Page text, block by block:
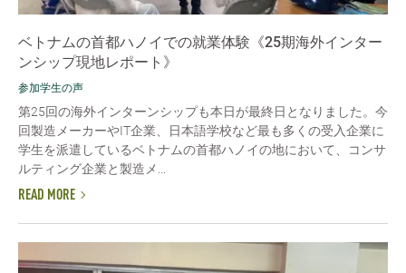
ベトナムの首都ハノイでの就業体験《25期海外インター
ンシップ現地レポート》
参加学生の声
第25回の海外インターンシップも本日が最終日となりました。今
回製造メーカーやIT企業、日本語学校など最も多くの受入企業に
学生を派遣しているベトナムの首都ハノイの地において、コンサ
ルティング企業と製造メ...
READ MORE